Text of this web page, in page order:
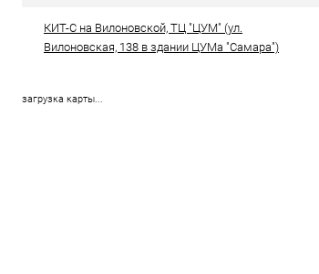
КИТ-С на Вилоновской, ТЦ "ЦУМ" (ул.
Вилоновская, 138 в здании ЦУМа "Самара")
загрузка карты...